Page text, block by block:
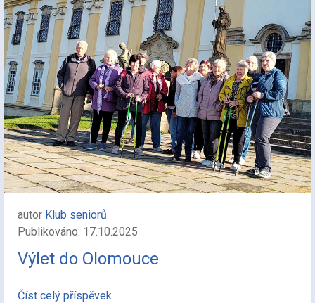
autor Klub seniorů
Publikováno: 17.10.2025
Výlet do Olomouce
Číst celý příspěvek